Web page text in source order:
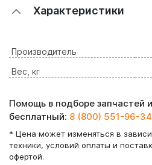
Характеристики
Производитель
Вес, кг
Помощь в подборе запчастей
бесплатный: 8 (800) 551-96-34
* Цена может изменяться в
техники, условий оплаты и
офертой.